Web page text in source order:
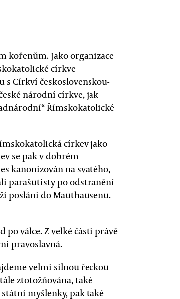
kořenům. Jako organizace
církve
s Církví československou-
národní církve, jak
Římskokatolické
církev jako
se pak v dobrém
kanonizován na svatého,
parašutisty po odstranění
posláni do Mauthausenu.
po válce. Z velké části právě
pravoslavná.
velmi silnou řeckou
ztotožňována, také
myšlenky, pak také